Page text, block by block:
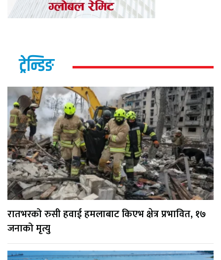
ट्रेन्डिङ
रातभरको रुसी हवाई हमलाबाट किएभ क्षेत्र प्रभावित, १७
जनाको मृत्यु